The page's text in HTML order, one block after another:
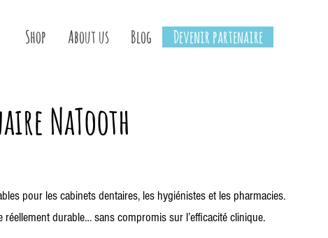
Shop About us Blog Devenir partenaire
NaTooth
pour les cabinets dentaires, les hygiénistes et les pharmacies.
réellement durable… sans compromis sur l’efficacité clinique.